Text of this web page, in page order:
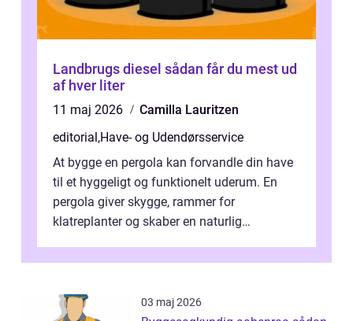
Landbrugs diesel sådan får du mest ud
af hver liter
11 maj 2026
Camilla Lauritzen
editorial,Have- og Udendørsservice
At bygge en pergola kan forvandle din have
til et hyggeligt og funktionelt uderum. En
pergola giver skygge, rammer for
klatreplanter og skaber en naturlig
d...
03 maj 2026